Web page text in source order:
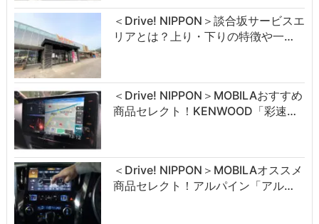
＜Drive! NIPPON＞談合坂サービスエ
リアとは？上り・下りの特徴や一…
＜Drive! NIPPON＞MOBILAおすすめ
商品セレクト！KENWOOD「彩速…
＜Drive! NIPPON＞MOBILAオススメ
商品セレクト！アルパイン「アル…